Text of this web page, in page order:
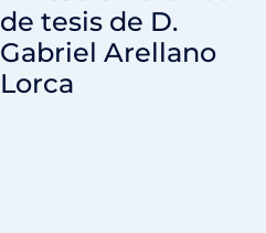
de tesis de D.
Gabriel Arellano
Lorca